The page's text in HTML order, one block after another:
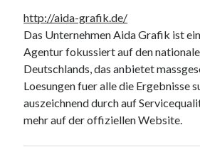
http://aida-grafik.de/
Das Unternehmen Aida Grafik ist
Agentur fokussiert auf den
Deutschlands, das anbietet
Loesungen fuer alle die Ergebnisse
auszeichnend durch auf
mehr auf der offiziellen Website.